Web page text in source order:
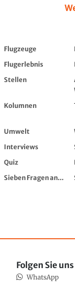
Flugzeuge
Flugerlebnis
Stellen
Kolumnen
Umwelt
Interviews
Quiz
Sieben Fragen an...
Folgen Sie uns
WhatsApp